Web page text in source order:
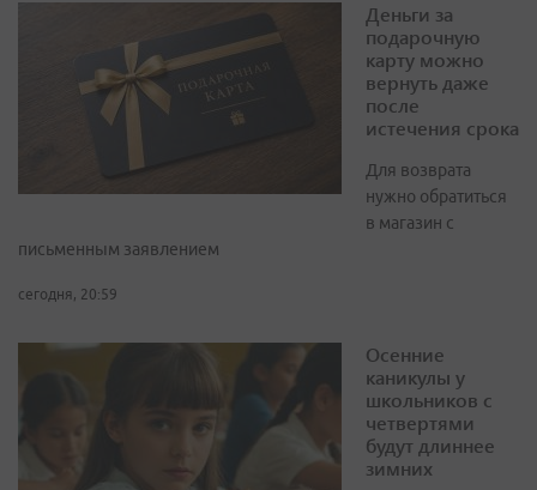
Деньги за
подарочную
карту можно
вернуть даже
после
истечения срока
Для возврата
нужно обратиться
в магазин с
письменным заявлением
сегодня, 20:59
Осенние
каникулы у
школьников с
четвертями
будут длиннее
зимних